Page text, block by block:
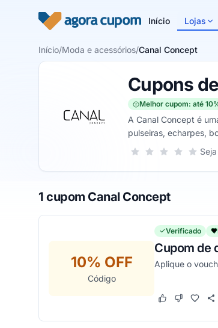
Início Lojas
Início/Moda e acessórios/Canal Concept
Cupons
Melhor cupom: até
A Canal Concept é
pulseiras, echarpes,
Sua nota para Canal
5
4 estrelas
3 estrelas
2 estrelas
1 estrela
1 cupom Canal Concept
10% OFF
Código
Verificado
Cupom de
Aplique o
Este cupom
Este